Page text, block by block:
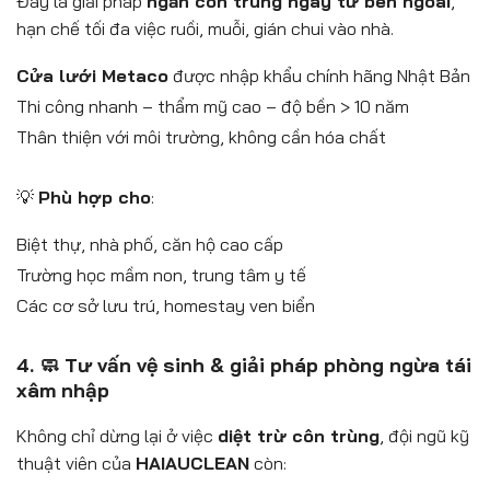
hạn chế tối đa việc ruồi, muỗi, gián chui vào nhà.
Cửa lưới Metaco được nhập khẩu chính hãng Nhật Bản
Thi công nhanh – thẩm mỹ cao – độ bền > 10 năm
Thân thiện với môi trường, không cần hóa chất
💡 Phù hợp cho:
Biệt thự, nhà phố, căn hộ cao cấp
Trường học mầm non, trung tâm y tế
Các cơ sở lưu trú, homestay ven biển
4. 🧼 Tư vấn vệ sinh & giải pháp phòng ngừa tái
xâm nhập
Không chỉ dừng lại ở việc diệt trừ côn trùng , đội ngũ kỹ
thuật viên của HAIAUCLEAN còn: